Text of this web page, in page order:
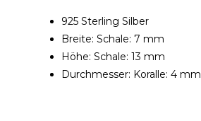
925 Sterling Silber
Breite: Schale: 7 mm
Höhe: Schale: 13 mm
Durchmesser: Koralle: 4 mm